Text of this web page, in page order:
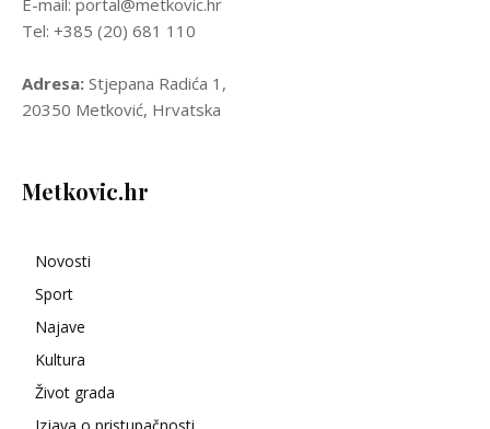
E-mail: portal@metkovic.hr
Tel: +385 (20) 681 110
Adresa: Stjepana Radića 1,
20350 Metković, Hrvatska
Metkovic.hr
Novosti
Sport
Najave
Kultura
Život grada